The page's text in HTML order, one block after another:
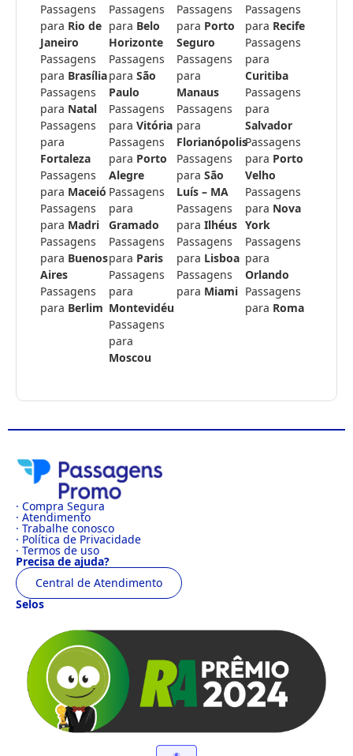
Passagens
para Rio de
Janeiro
Passagens
para Brasília
Passagens
para Natal
Passagens
para
Fortaleza
Passagens
para Maceió
Passagens
para Madri
Passagens
para Buenos
Aires
Passagens
para Berlim
Passagens
para Belo
Horizonte
Passagens
para São
Paulo
Passagens
para Vitória
Passagens
para Porto
Alegre
Passagens
para
Gramado
Passagens
para Paris
Passagens
para
Montevidéu
Passagens
para
Moscou
Passagens
para Porto
Seguro
Passagens
para
Manaus
Passagens
para
Florianópolis
Passagens
para São
Luís – MA
Passagens
para Ilhéus
Passagens
para Lisboa
Passagens
para Miami
Passagens
para Recife
Passagens
para
Curitiba
Passagens
para
Salvador
Passagens
para Porto
Velho
Passagens
para Nova
York
Passagens
para
Orlando
Passagens
para Roma
· Compra Segura
· Atendimento
· Trabalhe conosco
· Política de Privacidade
· Termos de uso
Precisa de ajuda?
Central de Atendimento
Selos